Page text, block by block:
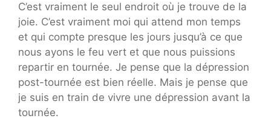
C’est vraiment le seul endroit où je trouve de la
joie. C’est vraiment moi qui attend mon temps
et qui compte presque les jours jusqu’à ce que
nous ayons le feu vert et que nous puissions
repartir en tournée. Je pense que la dépression
post-tournée est bien réelle. Mais je pense que
je suis en train de vivre une dépression avant la
tournée.